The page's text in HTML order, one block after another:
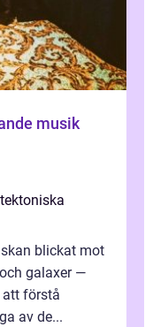
blickat mot
galaxer —
att förstå
av de...